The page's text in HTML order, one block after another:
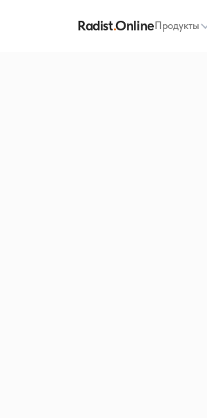
Radist.OnlineПродукты